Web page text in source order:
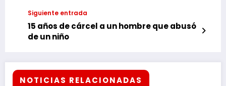
Siguiente entrada
15 años de cárcel a un hombre que abusó
de un niño
NOTICIAS RELACIONADAS